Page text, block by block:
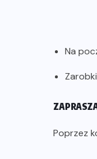
Na
Poprzez